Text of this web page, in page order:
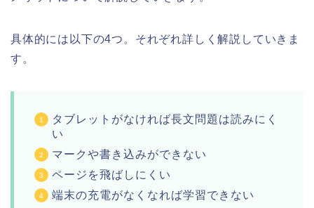
具体的には以下の4つ。それぞれ詳しく解説していきま
す。
タブレットがなければ長文問題は読みにく
い
マークや書き込みができない
ページを飛ばしにくい
端末の充電がなくなれば学習できない